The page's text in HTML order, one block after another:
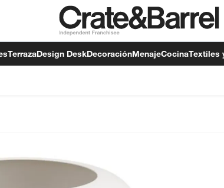
TerrazaDesign DeskDecoraciónMenajeCocinaTextiles